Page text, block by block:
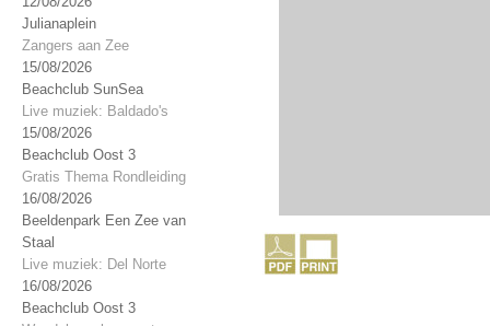
Julianaplein
Zangers aan Zee
15/08/2026
Beachclub SunSea
Live muziek: Baldado's
15/08/2026
Beachclub Oost 3
Gratis Thema Rondleiding
16/08/2026
Beeldenpark Een Zee van
Staal
Live muziek: Del Norte
16/08/2026
Beachclub Oost 3